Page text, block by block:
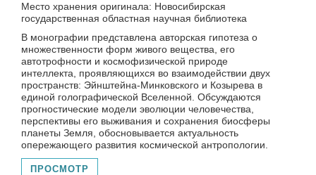
Место хранения оригинала: Новосибирская
государственная областная научная библиотека
В монографии представлена авторская гипотеза о
множественности форм живого вещества, его
автотрофности и космофизической природе
интеллекта, проявляющихся во взаимодействии двух
пространств: Эйнштейна-Минковского и Козырева в
единой голографической Вселенной. Обсуждаются
прогностические модели эволюции человечества,
перспективы его выживания и сохранения биосферы
планеты Земля, обосновывается актуальность
опережающего развития космической антропологии.
ПРОСМОТР